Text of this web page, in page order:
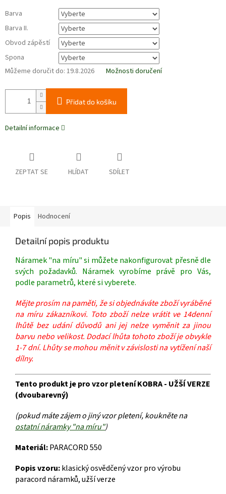
Barva
Barva II.
Obvod zápěstí
Spona
Můžeme doručit do: 19.8.2026 Možnosti doručení
Přidat do košíku
Detailní informace
ZEPTAT SE HLÍDAT SDÍLET
Popis Hodnocení
Detailní popis produktu
Náramek "na míru" si můžete nakonfigurovat přesně dle
svých požadavků. Náramek vyrobíme právě pro Vás,
podle parametrů, které si vyberete.
Mějte prosím na paměti, že si objednáváte zboží vyráběné
na míru zákazníkovi. Toto zboží nelze vrátit ve 14denní
lhůtě bez udání důvodů ani jej nelze vyměnit za jinou
barvu nebo velikost. Dodací lhůta tohoto zboží je obvykle
1-7 dní. Lhůty se mohou měnit v závislosti na vytížení naší
dílny.
Tento produkt je pro vzor pletení KOBRA - UŽŠÍ VERZE
(dvoubarevný)
(pokud máte zájem o jiný vzor pletení, koukněte na
ostatní náramky "na míru")
Materiál:PARACORD 550
Popis vzoru:klasický osvědčený vzor pro výrobu
paracord náramků, užší verze